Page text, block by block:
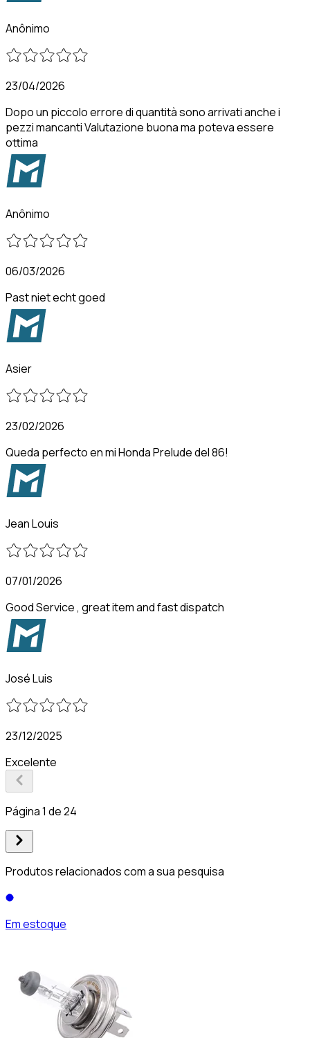
Anônimo
23/04/2026
Dopo un piccolo errore di quantità sono arrivati anche i
pezzi mancanti Valutazione buona ma poteva essere
ottima
Anônimo
06/03/2026
Past niet echt goed
Asier
23/02/2026
Queda perfecto en mi Honda Prelude del 86!
Jean Louis
07/01/2026
Good Service , great item and fast dispatch
José Luis
23/12/2025
Excelente
Página 1 de 24
Produtos relacionados com a sua pesquisa
Em estoque